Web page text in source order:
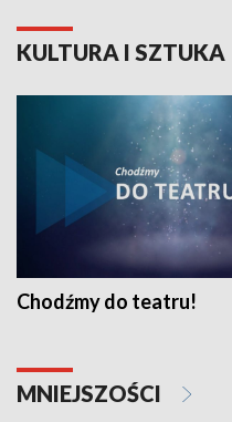
KULTURA I SZTUKA
Chodźmy do teatru!
MNIEJSZOŚCI